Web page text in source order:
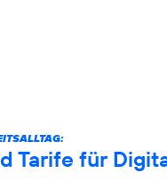
Tarife für